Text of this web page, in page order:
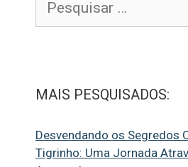
por:
MAIS PESQUISADOS:
Desvendando os Segredos
Tigrinho: Uma Jornada